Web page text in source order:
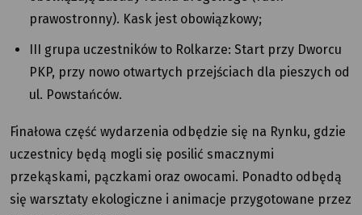
prawostronny). Kask jest obowiązkowy;
III grupa uczestników to Rolkarze: Start przy Dworcu
PKP, przy nowo otwartych przejściach dla pieszych od
ul. Powstańców.
Finałowa część wydarzenia odbędzie się na Rynku, gdzie
uczestnicy będą mogli się posilić smacznymi
przekąskami, pączkami oraz owocami. Ponadto odbędą
się warsztaty ekologiczne i animacje przygotowane przez